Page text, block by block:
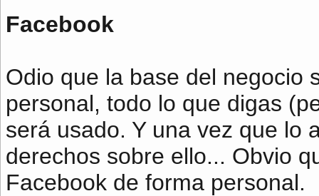
Facebook
Odio que la base del negocio
personal, todo lo que digas
será usado. Y una vez que lo
derechos sobre ello... Obvio
Facebook de forma personal.